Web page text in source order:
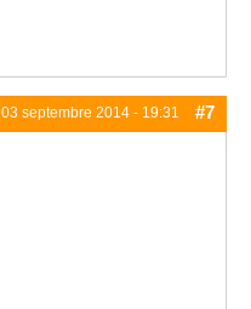
03 septembre 2014 - 19:31 #7